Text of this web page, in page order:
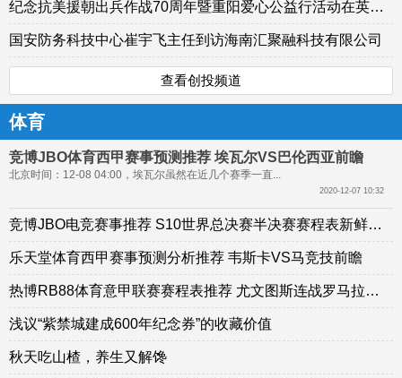
纪念抗美援朝出兵作战70周年暨重阳爱心公益行活动在英雄故乡举行
国安防务科技中心崔宇飞主任到访海南汇聚融科技有限公司
查看创投频道
体育
竞博JBO体育西甲赛事预测推荐 埃瓦尔VS巴伦西亚前瞻
北京时间：12-08 04:00，埃瓦尔虽然在近几个赛季一直...
2020-12-07 10:32
竞博JBO电竞赛事推荐 S10世界总决赛半决赛赛程表新鲜出炉
乐天堂体育西甲赛事预测分析推荐 韦斯卡VS马竞技前瞻
热博RB88体育意甲联赛赛程表推荐 尤文图斯连战罗马拉齐奥
浅议“紫禁城建成600年纪念券”的收藏价值
秋天吃山楂，养生又解馋